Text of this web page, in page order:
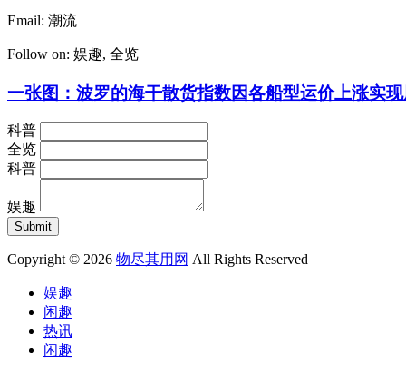
Email: 潮流
Follow on: 娱趣, 全览
一张图：波罗的海干散货指数因各船型运价上涨实
科普
全览
科普
娱趣
Copyright © 2026 物尽其用网 All Rights Reserved
娱趣
闲趣
热讯
闲趣